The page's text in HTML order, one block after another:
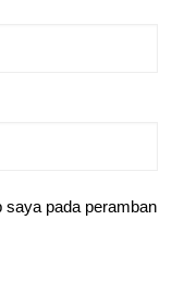
saya pada peramban